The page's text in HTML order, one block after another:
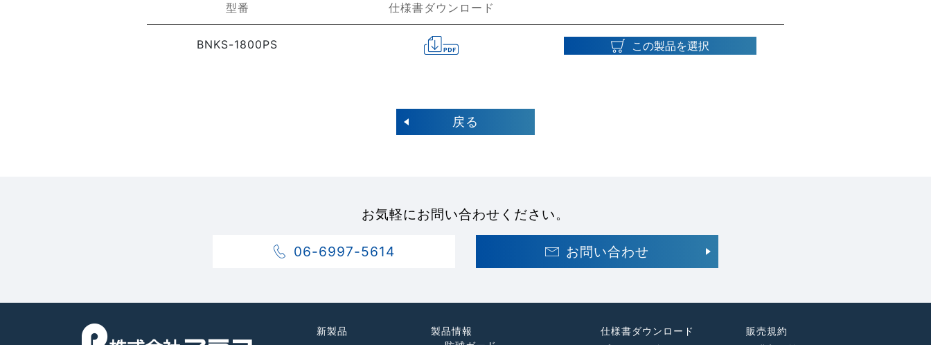
型番 仕様書ダウンロード
BNKS-1800PS この製品を選択
戻る
お気軽にお問い合わせください。
06-6997-5614 お問い合わせ
新製品
製品情報
仕様書ダウンロード
販売規約